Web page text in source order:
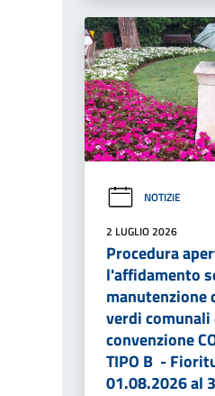
NOTIZIE
2 LUGLIO 2026
Procedura
l'affidamento
manutenzione
verdi comunali
convenzione
TIPO B -
01.08.2026 al